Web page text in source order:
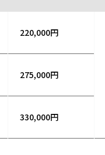
220,000円
275,000円
330,000円